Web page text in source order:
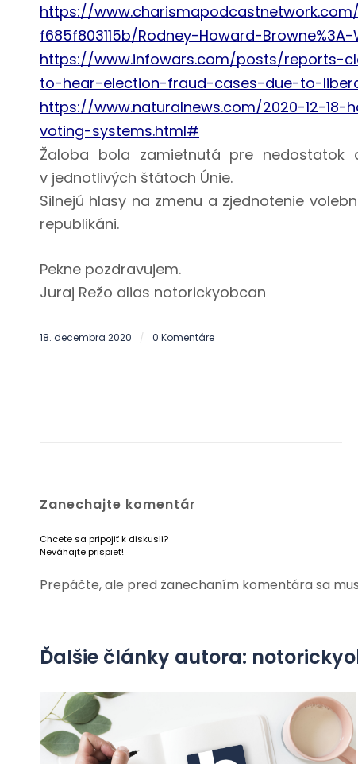
https://
f685f803115b/Rodney-Howard-
https://www.infowars.com/posts/
to-hear-election-fraud-cases-due-to-
https://www.naturalnews.com/2020-12-
voting-systems.html#
Žaloba bola zamietnutá pre
v jednotlivých štátoch Únie.
Silnejú hlasy na zmenu a zjednotenie
republikáni.
Pekne pozdravujem.
Juraj Režo alias notorickyobcan
18. decembra 2020 / 0 Komentáre
Zanechajte komentár
Chcete sa pripojiť k diskusii?
Neváhajte prispieť!
Prepáčte, ale pred zanechaním komentára sa
Ďalšie články autora: